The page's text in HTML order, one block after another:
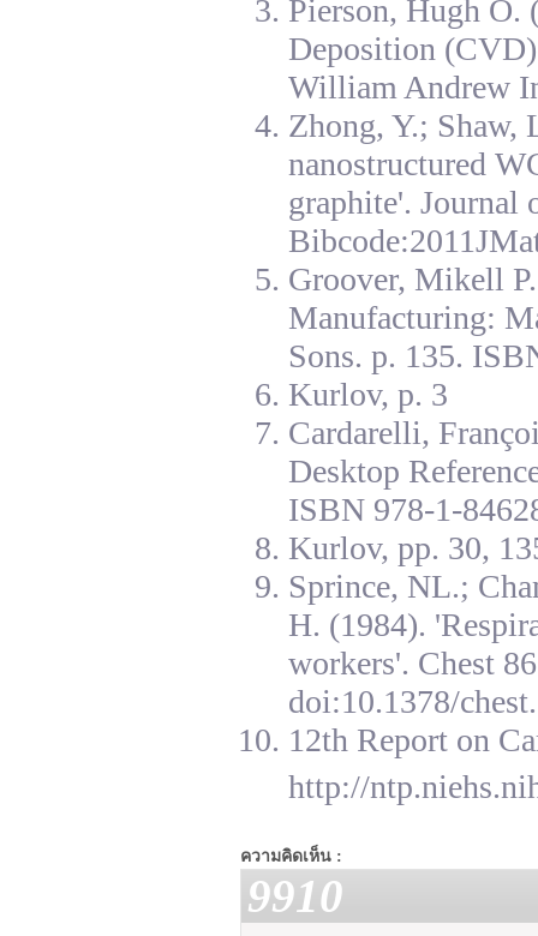
Pierson, Hugh O.
Deposition
William Andrew
Zhong, Y.; Shaw,
nanostructured
graphite'. Journal
Groover, Mikell
Manufacturing:
Sons. p. 135.
Kurlov, p. 3
Cardarelli,
Desktop
ISBN 978-1-
Kurlov, pp. 30,
Sprince, NL.;
H. (1984).
workers'. Chest
doi:10.1378/
12th Report on
http://
ความคิดเห็น :
9910